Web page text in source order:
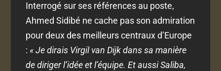
Interrogé sur ses références au poste,
Ahmed Sidibé ne cache pas son admiration
pour deux des meilleurs centraux d’Europe
:« Je dirais Virgil van Dijk dans sa manière
de diriger l’idée et l’équipe. Et aussi Saliba,